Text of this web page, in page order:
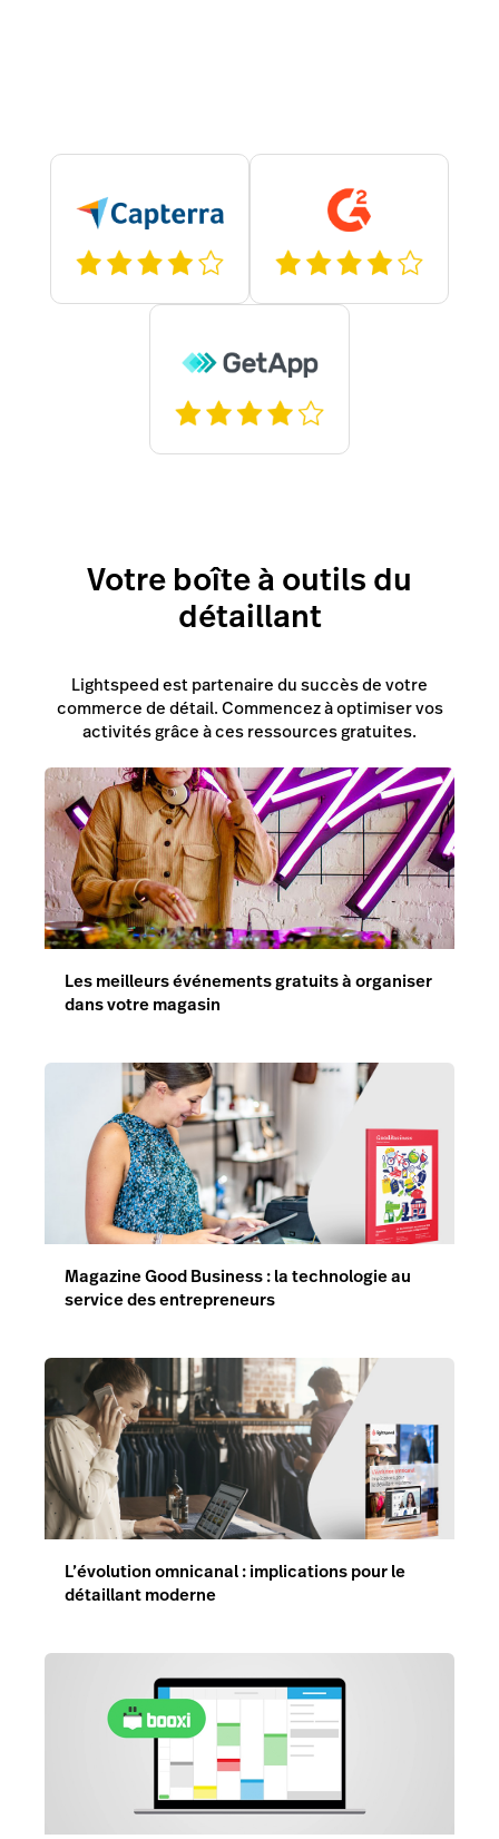
Votre boîte à outils du
détaillant
Lightspeed est partenaire du succès de votre
commerce de détail. Commencez à optimiser vos
activités grâce à ces ressources gratuites.
Les meilleurs événements gratuits à organiser
dans votre magasin
Magazine Good Business : la technologie au
service des entrepreneurs
L’évolution omnicanal : implications pour le
détaillant moderne